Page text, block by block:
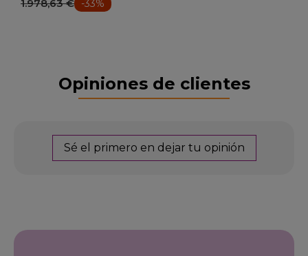
1.978,63 € -33%
Opiniones de clientes
Sé el primero en dejar tu opinión